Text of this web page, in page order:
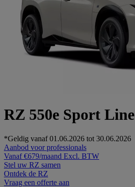
RZ 550e Sport Line
*Geldig vanaf 01.06.2026 tot 30.06.2026
Aanbod voor professionals
Vanaf€679/maand Excl. BTW
Stel uw RZ samen
Ontdek de RZ
Vraag een offerte aan